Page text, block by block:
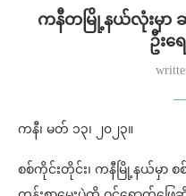
ကနီတမြို့နယ်လုံးမှာ
ဦးရ
ကနီ၊ မတ် ၁၃၊ ၂၀၂၃။
စစ်ကိုင်းတိုင်း၊ ကနီမြို့နယ်မှာ